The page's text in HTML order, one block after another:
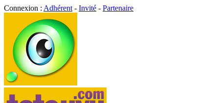
Connexion : Adhérent - Invité - Partenaire